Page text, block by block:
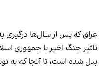
عراق که پس از سال‌ها درگیری
تاثیر جنگ اخیر با جمهوری
بدل شده است، تا آنجا که به